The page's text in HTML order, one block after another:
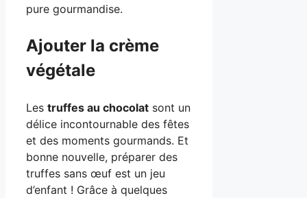
pure gourmandise.
Ajouter la crème
végétale
Les truffes au chocolat sont un
délice incontournable des fêtes
et des moments gourmands. Et
bonne nouvelle, préparer des
truffes sans œuf est un jeu
d’enfant ! Grâce à quelques